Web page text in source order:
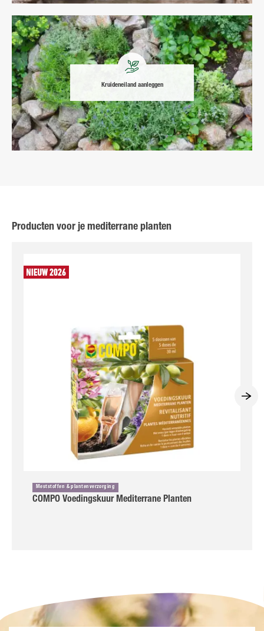
Kruideneiland aanleggen
Producten voor je mediterrane planten
Meststoffen & plantenverzorging
COMPO Voedingskuur Mediterrane Planten